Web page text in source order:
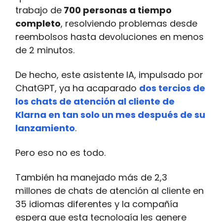
trabajo de 700 personas a tiempo
completo, resolviendo problemas desde
reembolsos hasta devoluciones en menos
de 2 minutos.
De hecho, este asistente IA, impulsado por
ChatGPT, ya ha acaparado dos tercios de
los chats de atención al cliente de
Klarna en tan solo un mes después de su
lanzamiento.
Pero eso no es todo.
También ha manejado más de 2,3
millones de chats de atención al cliente en
35 idiomas diferentes y la compañía
espera que esta tecnología les genere